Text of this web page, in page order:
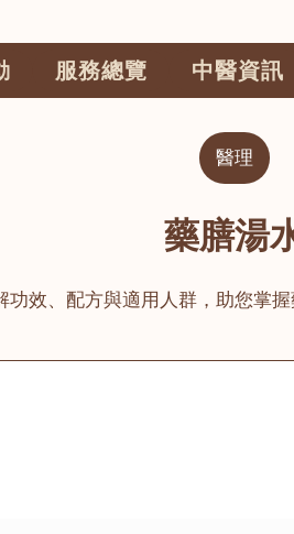
服務總覽 中醫資訊
醫理
藥膳湯
效、配方與適用人群，助您掌